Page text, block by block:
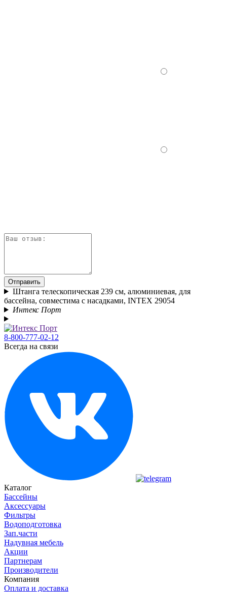
Отправить
Штанга телескопическая 239 см, алюминиевая, для
бассейна, совместима с насадками, INTEX 29054
Интекс Порт
8-800-777-02-12
Всегда на связи
Каталог
Бассейны
Аксессуары
Фильтры
Водоподготовка
Зап.части
Надувная мебель
Акции
Партнерам
Производители
Компания
Оплата и доставка